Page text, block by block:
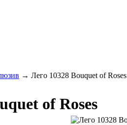
→ Лего 10328 Bouquet of Roses
of Roses